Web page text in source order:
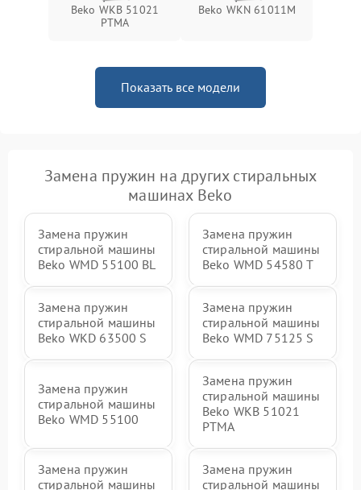
Beko WKB 51021
PTМА
Beko WKN 61011M
Показать все модели
Замена пружин на других стиральных
машинах Beko
Замена пружин
стиральной машины
Beko WMD 55100 BL
Замена пружин
стиральной машины
Beko WMD 54580 T
Замена пружин
стиральной машины
Beko WKD 63500 S
Замена пружин
стиральной машины
Beko WMD 75125 S
Замена пружин
стиральной машины
Beko WMD 55100
Замена пружин
стиральной машины
Beko WKB 51021
PTМА
Замена пружин
стиральной машины
Замена пружин
стиральной машины